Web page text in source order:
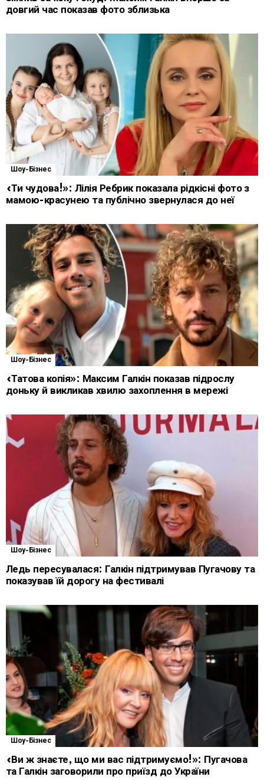
довгий час показав фото зблизька
Шоу-Бізнес
«Ти чудова!»: Лілія Ребрик показала рідкісні фото з
мамою-красунею та публічно звернулася до неї
Шоу-Бізнес
«Татова копія»: Максим Галкін показав підрослу
доньку й викликав хвилю захоплення в мережі
Шоу-Бізнес
Ледь пересувалася: Галкін підтримував Пугачову та
показував їй дорогу на фестивалі
Шоу-Бізнес
«Ви ж знаєте, що ми вас підтримуємо!»: Пугачова
та Галкін заговорили про приїзд до України